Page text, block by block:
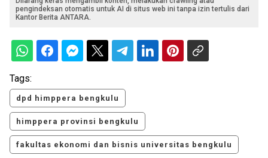
pengindeksan otomatis untuk AI di situs web ini tanpa izin tertulis dari
Kantor Berita ANTARA.
Tags:
dpd himppera bengkulu
himppera provinsi bengkulu
fakultas ekonomi dan bisnis universitas bengkulu